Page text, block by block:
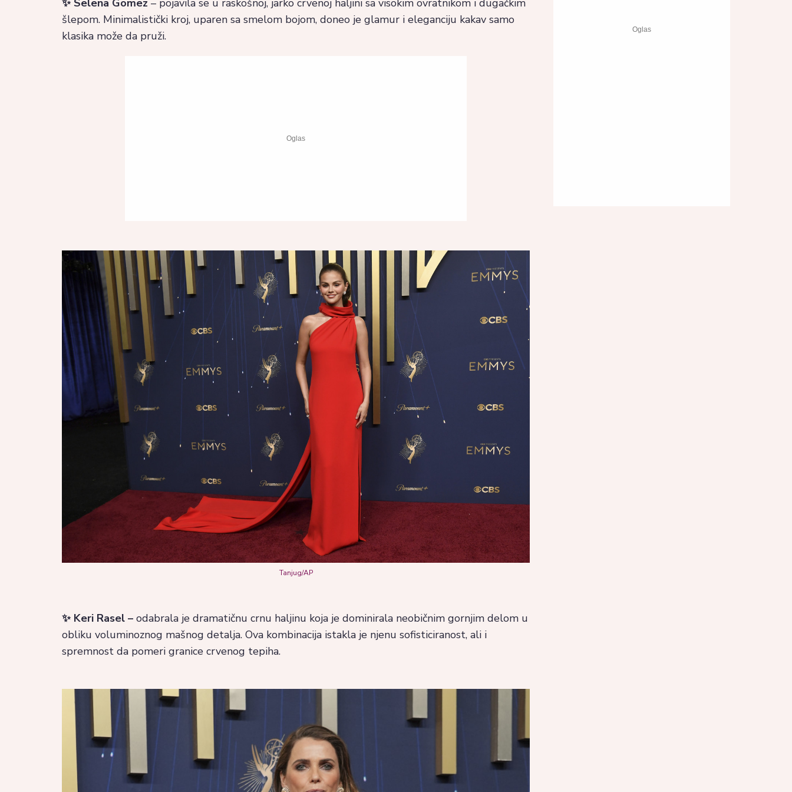
✨ Selena Gomez – pojavila se u raskošnoj, jarko crvenoj haljini sa visokim ovratnikom i dugačkim
šlepom. Minimalistički kroj, uparen sa smelom bojom, doneo je glamur i eleganciju kakav samo
klasika može da pruži.
Tanjug/AP
✨ Keri Rasel – odabrala je dramatičnu crnu haljinu koja je dominirala neobičnim gornjim delom u
obliku voluminoznog mašnog detalja. Ova kombinacija istakla je njenu sofisticiranost, ali i
spremnost da pomeri granice crvenog tepiha.